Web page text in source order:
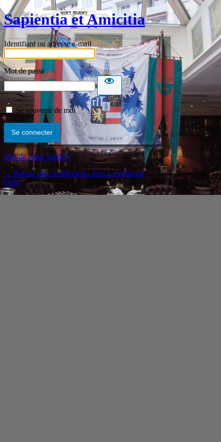
Sapientia et Amicitia
Identifiant ou adresse e-mail
Mot de passe
Se souvenir de moi
Mot de passe oublié ?
← Retour vers Academicus Neo Lovaniensis
Ordo